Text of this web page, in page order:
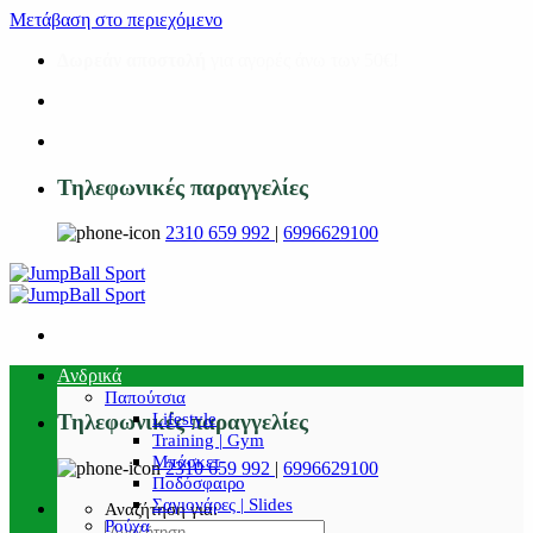
Μετάβαση στο περιεχόμενο
Τηλεφωνικές παραγγελίες
2310 659 992 | 6996629100
Τηλεφωνικές παραγγελίες
2310 659 992 | 6996629100
Αναζήτηση για:
Ανδρικά
Παπούτσια
Lifestyle
Training | Gym
Μπάσκετ
Ποδόσφαιρο
Σαγιονάρες | Slides
Ρούχα